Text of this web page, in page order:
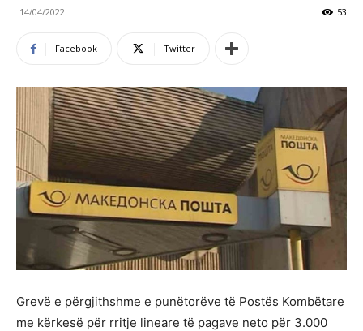
14/04/2022 53
Facebook Twitter
Grevë e përgjithshme e punëtorëve të Postës Kombëtare
me kërkesë për rritje lineare të pagave neto për 3.000